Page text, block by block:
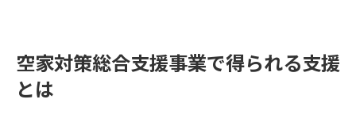
空家対策総合支援事業で得られる支援
とは